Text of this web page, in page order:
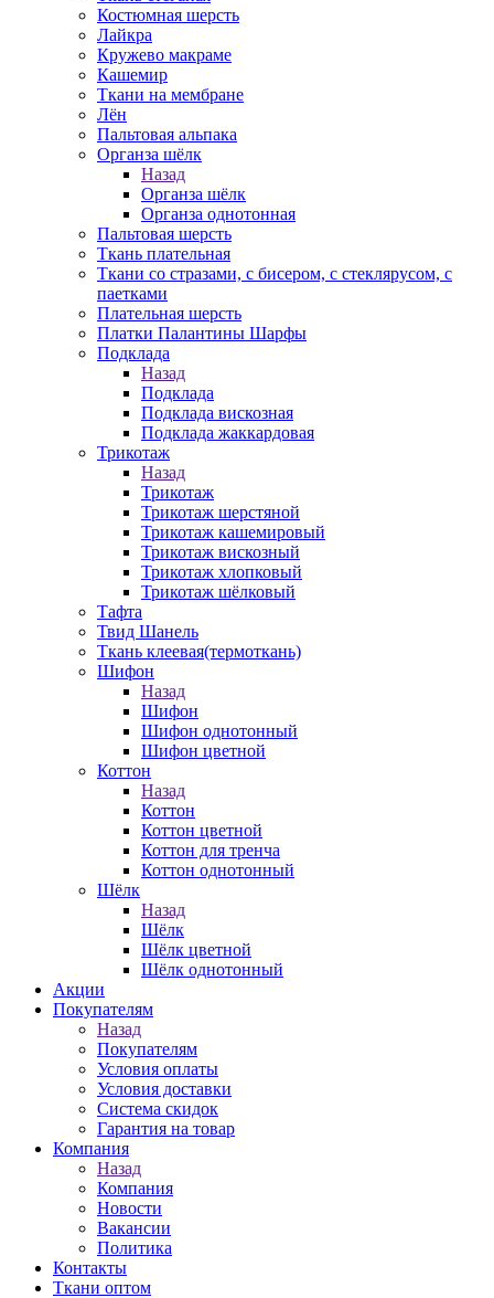
Костюмная шерсть
Лайкра
Кружево макраме
Кашемир
Ткани на мембране
Лён
Пальтовая альпака
Органза шёлк
Назад
Органза шёлк
Органза однотонная
Пальтовая шерсть
Ткань плательная
Ткани со стразами, с бисером, с стеклярусом, с
паетками
Плательная шерсть
Платки Палантины Шарфы
Подклада
Назад
Подклада
Подклада вискозная
Подклада жаккардовая
Трикотаж
Назад
Трикотаж
Трикотаж шерстяной
Трикотаж кашемировый
Трикотаж вискозный
Трикотаж хлопковый
Трикотаж шёлковый
Тафта
Твид Шанель
Ткань клеевая(термоткань)
Шифон
Назад
Шифон
Шифон однотонный
Шифон цветной
Коттон
Назад
Коттон
Коттон цветной
Коттон для тренча
Коттон однотонный
Шёлк
Назад
Шёлк
Шёлк цветной
Шёлк однотонный
Акции
Покупателям
Назад
Покупателям
Условия оплаты
Условия доставки
Система скидок
Гарантия на товар
Компания
Назад
Компания
Новости
Вакансии
Политика
Контакты
Ткани оптом